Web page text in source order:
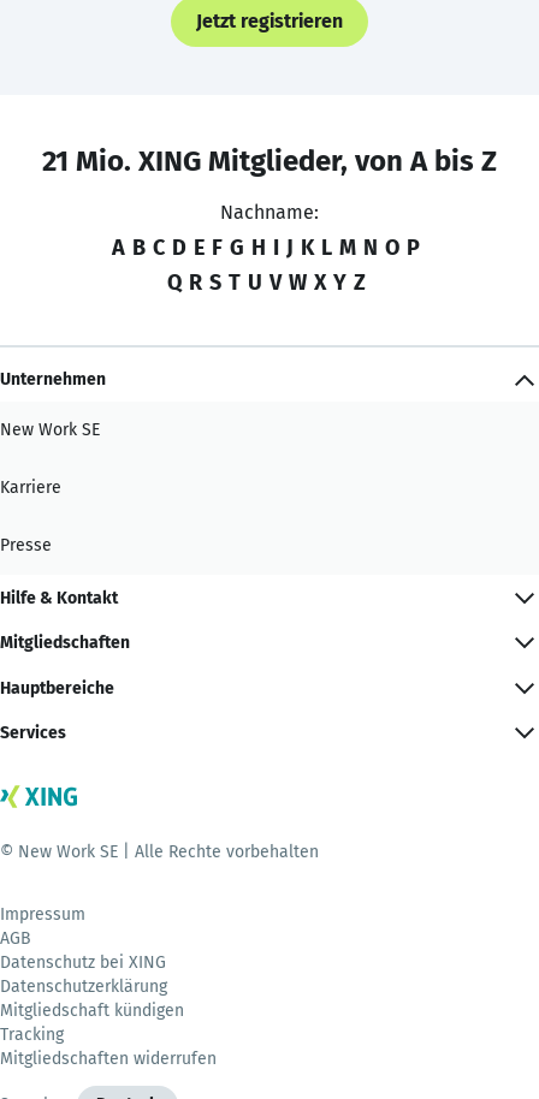
Jetzt registrieren
21 Mio. XING Mitglieder, von A bis Z
Nachname:
A B C D E F G H I J K L M N O P
Q R S T U V W X Y Z
Unternehmen
New Work SE
Karriere
Presse
Hilfe & Kontakt
Mitgliedschaften
Hauptbereiche
Services
© New Work SE | Alle Rechte vorbehalten
Impressum
AGB
Datenschutz bei XING
Datenschutzerklärung
Mitgliedschaft kündigen
Tracking
Mitgliedschaften widerrufen